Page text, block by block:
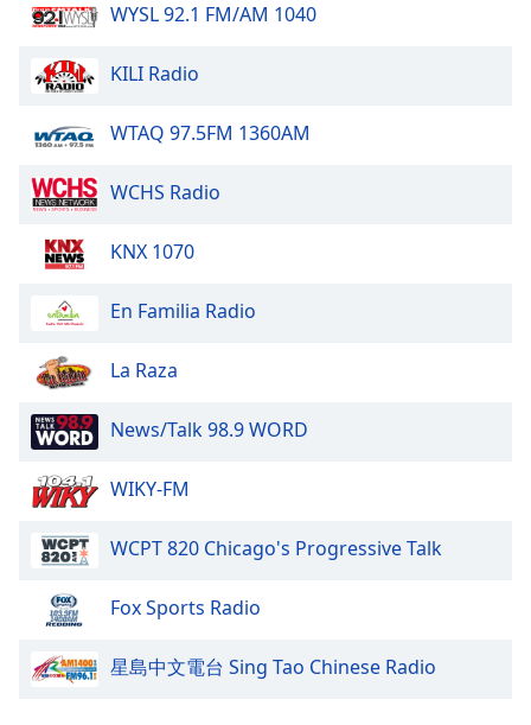
window.
Beginning
dialog
window.
Escape
cancel
Color
Opacity
Opacity
WYSL 92.1 FM/AM 1040
KILI Radio
WTAQ 97.5FM 1360AM
WCHS Radio
KNX 1070
En Familia Radio
La Raza
News/Talk 98.9 WORD
WIKY-FM
WCPT 820 Chicago's Progressive Talk
Fox Sports Radio
星島中文電台 Sing Tao Chinese Radio